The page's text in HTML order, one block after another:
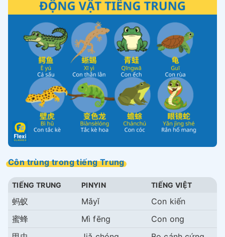
Côn trùng trong tiếng Trung
TIẾNG TRUNG PINYIN TIẾNG VIỆT
蚂蚁 Mǎyǐ
Con kiến
蜜蜂
Mì fēng
Con ong